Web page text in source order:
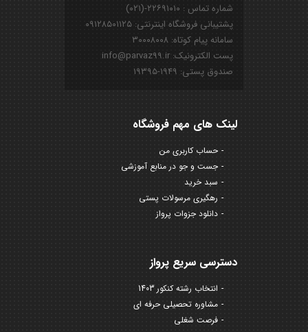
شماره تماس : ۲۲۶۹۱۰۱۰-(۰۲۱)
پشتیبانی فروشگاه اینترنتی: ۰۹۱۲۸۵۰۱۱۲۵
سامانه پیام کوتاه: ۳۰۰۰۸۰۰۸
پست الکترونیک: info@parvaz99.ir
صندوق پستی: ۱۹۴۹-۱۹۳۹۵
لینک های مهم فروشگاه
حساب کاربری من
جست و جو در منابع آموزشی
سبد خرید
رهگیری مرسولات پستی
دانلود جزوات پرواز
دسترسی سریع پرواز
انتخاب رشته کنکور 1403
مشاوره تحصیلی حرفه ای
فرصت شغلی